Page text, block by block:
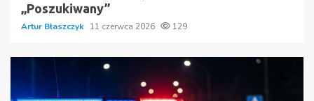
„Poszukiwany”
Artur Błaszczyk 11 czerwca 2026 129